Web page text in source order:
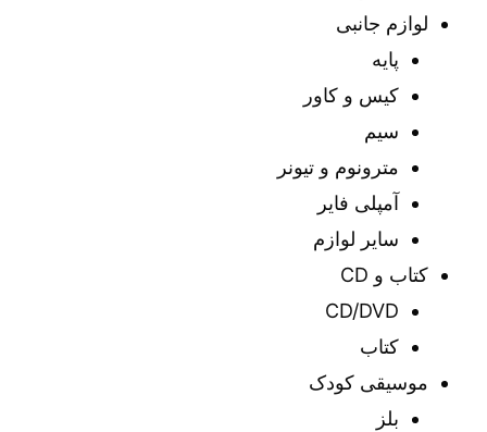
لوازم جانبی
پایه
کیس و کاور
سیم
مترونوم و تیونر
آمپلی فایر
سایر لوازم
کتاب و CD
CD/DVD
کتاب
موسیقی کودک
بلز